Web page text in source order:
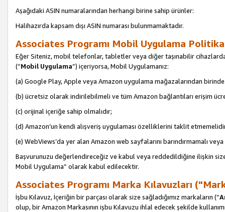
Aşağıdaki ASIN numaralarından herhangi birine sahip ürünler:
Halihazırda kapsam dışı ASIN numarası bulunmamaktadır.
Associates Programı Mobil Uygulama
Eğer Siteniz, mobil telefonlar, tabletler veya diğer taşınabilir
(“Mobil Uygulama”) içeriyorsa, Mobil Uygulamanız:
(a) Google Play, Apple veya Amazon uygulama mağazalarından birinde
(b) ücretsiz olarak indirilebilmeli ve tüm Amazon bağlantıları erişim
(c) orijinal içeriğe sahip olmalıdır;
(d) Amazon’un kendi alışveriş uygulaması özelliklerini taklit
(e) WebViews’da yer alan Amazon web sayfalarını barındırmamalı
Başvurunuzu değerlendireceğiz ve kabul veya reddedildiğine ilişkin
Mobil Uygulama” olarak kabul edilecektir.
Associates Programı Marka Kılavuzları
İşbu Kılavuz, İçeriğin bir parçası olarak size sağladığımız markaların (“
olup, bir Amazon Markasının işbu Kılavuzu ihlal edecek şekilde